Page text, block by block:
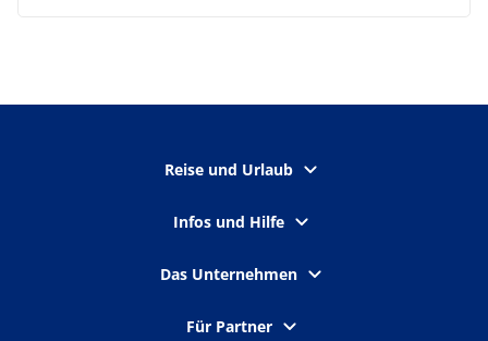
Reise und Urlaub
Infos und Hilfe
Das Unternehmen
Für Partner